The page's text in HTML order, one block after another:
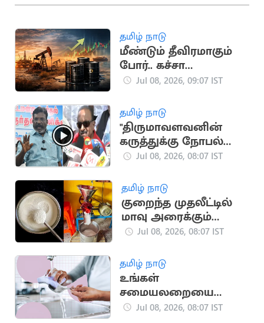
தமிழ் நாடு
மீண்டும் தீவிரமாகும்
போர்.. கச்சா
எண்ணெய் விலை
Jul 08, 2026, 09:07 IST
தமிழ் நாடு
"திருமாவளவனின்
கருத்துக்கு நோபல்
பரிசே கொடுக்கலாம்"..
Jul 08, 2026, 08:07 IST
தமிழ் நாடு
குறைந்த முதலீட்டில்
மாவு அரைக்கும்
தொழில்: மாதம்
சம்பாதிக்கலாம்!
Jul 08, 2026, 08:07 IST
தமிழ் நாடு
உங்கள்
சமையலறையை
இப்படி கிருமிகள்
Jul 08, 2026, 08:07 IST